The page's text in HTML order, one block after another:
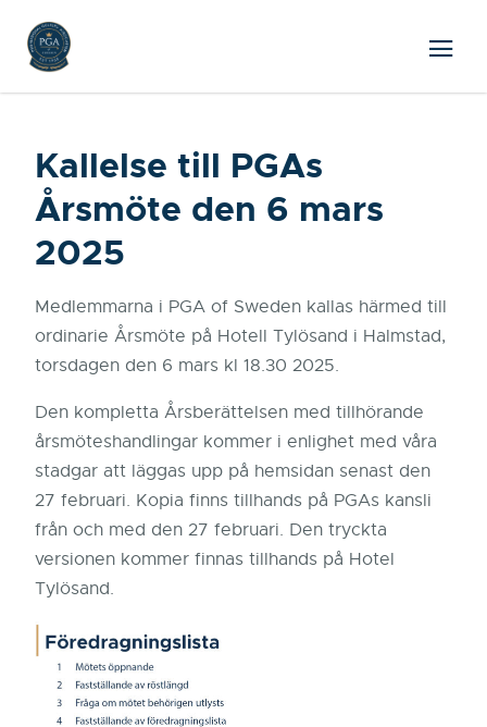
Kallelse till PGAs
Årsmöte den 6 mars
2025
Medlemmarna i PGA of Sweden kallas härmed till
ordinarie Årsmöte på Hotell Tylösand i Halmstad,
torsdagen den 6 mars kl 18.30 2025.
Den kompletta Årsberättelsen med tillhörande
årsmöteshandlingar kommer i enlighet med våra
stadgar att läggas upp på hemsidan senast den
27 februari. Kopia finns tillhands på PGAs kansli
från och med den 27 februari. Den tryckta
versionen kommer finnas tillhands på Hotel
Tylösand.